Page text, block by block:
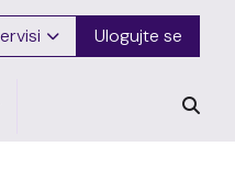
Ulogujte se